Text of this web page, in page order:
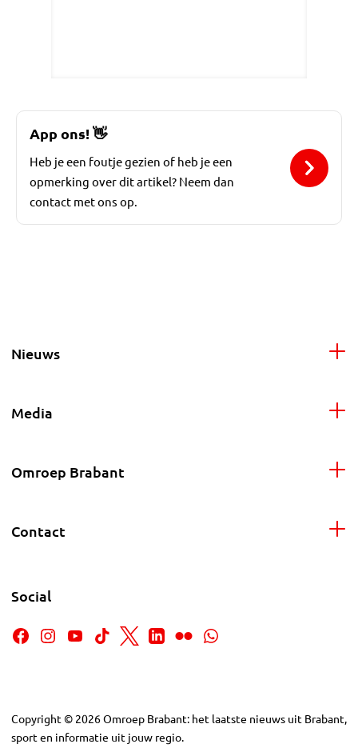
App ons!👋
Heb je een foutje gezien of heb je een
opmerking over dit artikel? Neem dan
contact met ons op.
Nieuws
Media
Omroep Brabant
Contact
Social
Copyright © 2026Omroep Brabant: het laatste nieuws uit Brabant,
sport en informatie uit jouw regio.